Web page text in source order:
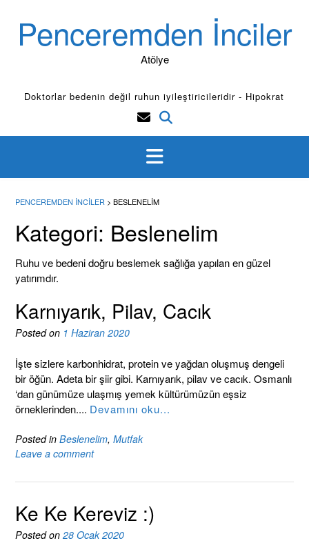
contentPenceremden İnciler
Atölye
Doktorlar bedenin değil ruhun iyileştiricileridir - Hipokrat
PENCEREMDEN İNCILER > BESLENELIM
Kategori: Beslenelim
Ruhu ve bedeni doğru beslemek sağlığa yapılan en güzel
yatırımdır.
Karnıyarık, Pilav, Cacık
Posted on 1 Haziran 2020
İşte sizlere karbonhidrat, protein ve yağdan oluşmuş dengeli
bir öğün. Adeta bir şiir gibi. Karnıyarık, pilav ve cacık. Osmanlı
‘dan günümüze ulaşmış yemek kültürümüzün eşsiz
örneklerinden.... Devamını oku...
Posted in Beslenelim, Mutfak
Leave a comment
Ke Ke Kereviz :)
Posted on 28 Ocak 2020